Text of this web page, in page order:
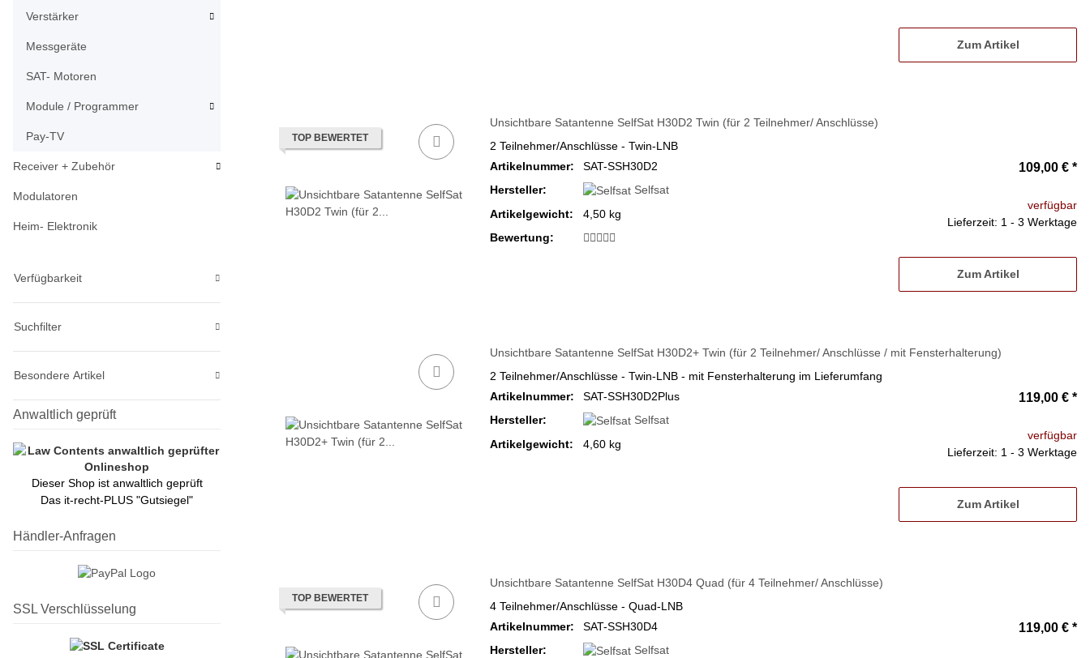
Zum Artikel
TOP BEWERTET
Unsichtbare Satantenne SelfSat H30D2 Twin (für 2 Teilnehmer/ Anschlüsse)
2 Teilnehmer/Anschlüsse - Twin-LNB
Artikelnummer:
SAT-SSH30D2
Hersteller:
Selfsat
Artikelgewicht:
4,50 kg
Bewertung:
109,00 € *
verfügbar
Lieferzeit: 1 - 3 Werktage
Zum Artikel
Unsichtbare Satantenne SelfSat H30D2+ Twin (für 2 Teilnehmer/ Anschlüsse / mit Fensterhalterung)
2 Teilnehmer/Anschlüsse - Twin-LNB - mit Fensterhalterung im Lieferumfang
Artikelnummer:
SAT-SSH30D2Plus
Hersteller:
Selfsat
Artikelgewicht:
4,60 kg
119,00 € *
verfügbar
Lieferzeit: 1 - 3 Werktage
Zum Artikel
TOP BEWERTET
Unsichtbare Satantenne SelfSat H30D4 Quad (für 4 Teilnehmer/ Anschlüsse)
4 Teilnehmer/Anschlüsse - Quad-LNB
Artikelnummer:
SAT-SSH30D4
Hersteller:
Selfsat
119,00 € *
Verstärker
Messgeräte
SAT- Motoren
Module / Programmer
Pay-TV
Receiver + Zubehör
Modulatoren
Heim- Elektronik
Verfügbarkeit
Suchfilter
Besondere Artikel
Anwaltlich geprüft
Dieser Shop ist anwaltlich geprüft
Das it-recht-PLUS "Gutsiegel"
Händler-Anfragen
SSL Verschlüsselung